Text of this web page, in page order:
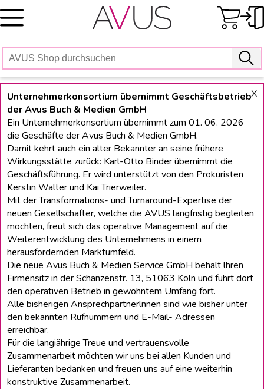
Skip
to
X
Unternehmerkonsortium übernimmt Geschäftsbetrieb
der Avus Buch & Medien GmbH
Ein Unternehmerkonsortium übernimmt zum 01. 06. 2026
die Geschäfte der Avus Buch & Medien GmbH.
Damit kehrt auch ein alter Bekannter an seine frühere
Wirkungsstätte zurück: Karl-Otto Binder übernimmt die
Geschäftsführung. Er wird unterstützt von den Prokuristen
Kerstin Walter und Kai Trierweiler.
Mit der Transformations- und Turnaround-Expertise der
neuen Gesellschafter, welche die AVUS langfristig begleiten
möchten, freut sich das operative Management auf die
Weiterentwicklung des Unternehmens in einem
herausfordernden Marktumfeld.
Die neue Avus Buch & Medien Service GmbH behält lhren
Firmensitz in der Schanzenstr. 13, 51063 Köln und führt dort
den operativen Betrieb in gewohntem Umfang fort.
Alle bisherigen Ansprechpartnerlnnen sind wie bisher unter
den bekannten Rufnummern und E-Mail- Adressen
erreichbar.
Für die langiährige Treue und vertrauensvolle
Zusammenarbeit möchten wir uns bei allen Kunden und
Lieferanten bedanken und freuen uns auf eine weiterhin
konstruktive Zusammenarbeit.